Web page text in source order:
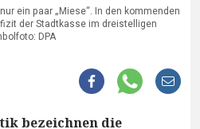
ein paar „Miese“. In den kommenden
der Stadtkasse im dreistelligen
DPA
bezeichnen die